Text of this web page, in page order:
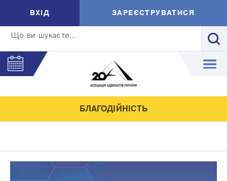
Що ви шукаєте...
ВXIД ЗАРЕЄСТРУВАТИСЯ
БЛАГОДІЙНІСТЬ